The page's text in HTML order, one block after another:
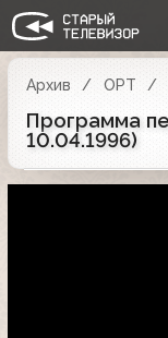
Архив ОРТ
Программа
10.04.1996)